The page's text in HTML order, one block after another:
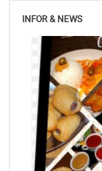
INFOR & NEWS